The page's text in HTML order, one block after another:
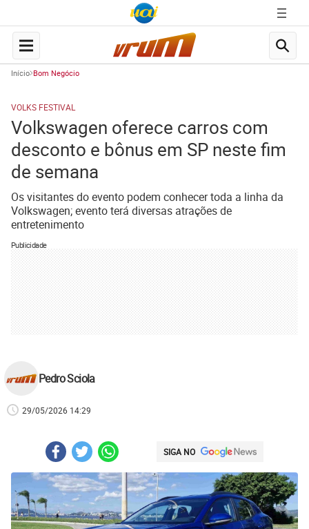
Início Bom Negócio
VOLKS FESTIVAL
Volkswagen oferece carros com
desconto e bônus em SP neste fim
de semana
Os visitantes do evento podem conhecer toda a linha da
Volkswagen; evento terá diversas atrações de
entretenimento
Publicidade
Pedro Sciola
29/05/2026 14:29
SIGA NO